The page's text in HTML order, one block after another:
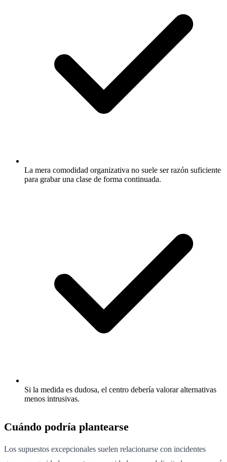
La mera comodidad organizativa no suele ser razón suficiente
para grabar una clase de forma continuada.
Si la medida es dudosa, el centro debería valorar alternativas
menos intrusivas.
Cuándo podría plantearse
Los supuestos excepcionales suelen relacionarse con incidentes